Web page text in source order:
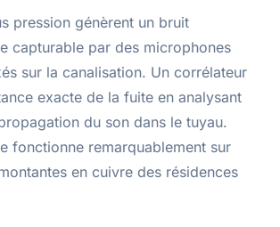
pression génèrent un bruit
capturable par des microphones
sur la canalisation. Un corrélateur
exacte de la fuite en analysant
du son dans le tuyau.
fonctionne remarquablement sur
en cuivre des résidences